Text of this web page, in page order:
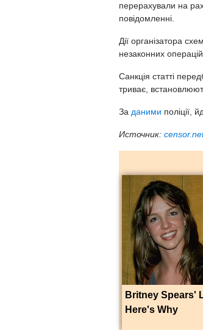
перерахували на
повідомленні.
Дії організатора
незаконних
Санкція статті
триває,
За даними поліції,
Источник:
Britney Spears'
Here's Why